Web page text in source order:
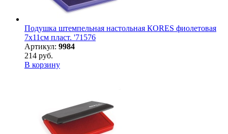
Подушка штемпельная настольная КORES фиолетовая
7х11см пласт. '71576
Артикул: 9984
214 руб.
В корзину